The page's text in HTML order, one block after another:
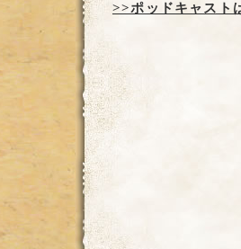
>>ポッドキャスト